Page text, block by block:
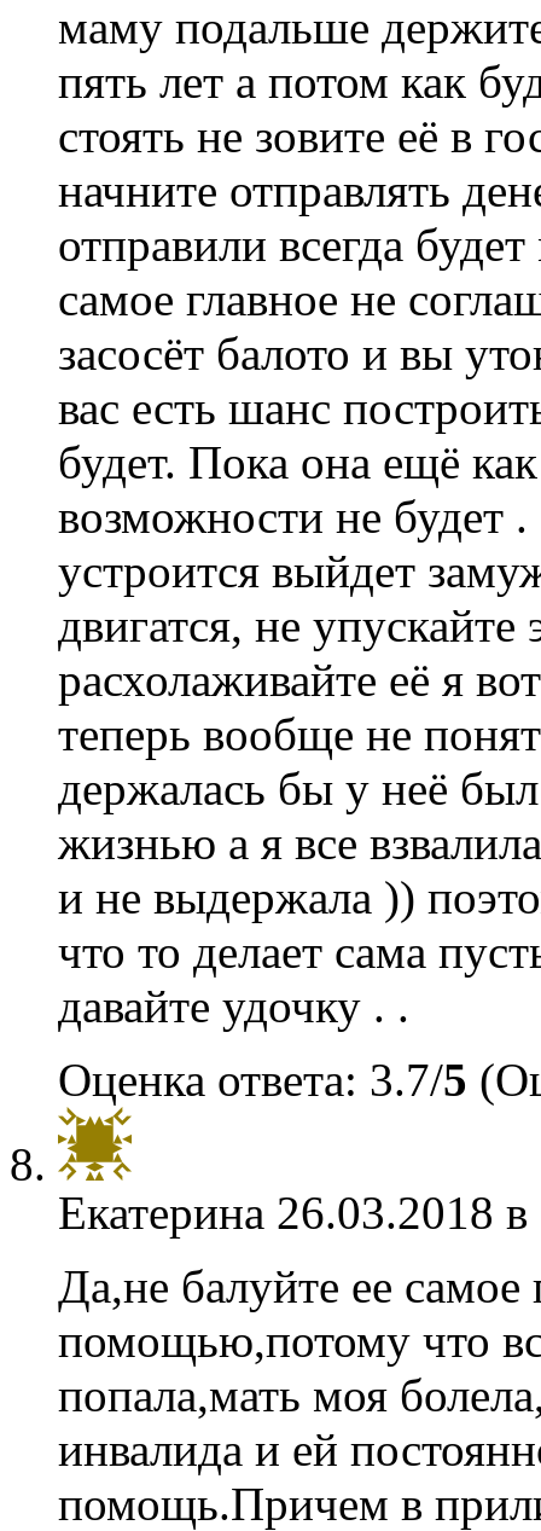
маму подальше
пять лет а потом как
стоять не зовите её в
начните отправлять
отправили всегда
самое главное не
засосёт балото и вы
вас есть шанс
будет. Пока она ещё
возможности не будет
устроится выйдет
двигатся, не
расхолаживайте её я
теперь вообще не
держалась бы у неё
жизнью а я все
и не выдержала ))
что то делает сама
давайте удочку . .
Оценка ответа: 3.7/5
Екатерина 26.03.2018
Да,не балуйте ее
помощью,потому что
попала,мать моя
инвалида и ей
помощь.Причем в